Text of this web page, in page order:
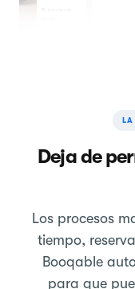
LA
Deja de
Los procesos
tiempo,
Booqable
para que